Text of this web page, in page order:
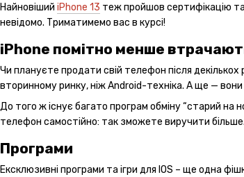
Найновіший iPhone 13 теж пройшов сертифікацію
невідомо. Триматимемо вас в курсі!
iPhone помітно менше
Чи плануєте продати свій телефон після
вторинному ринку, ніж Android-техніка. А ще —
До того ж існує багато програм обміну “старий
телефон самостійно: так зможете виручити більше.
Програми
Ексклюзивні програми та ігри для IOS – ще одна